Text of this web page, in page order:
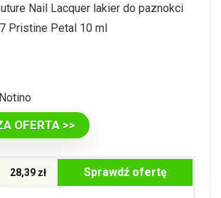
Nail Lacquer lakier do paznokci
Pristine Petal 10 ml
Notino
OFERTA >>
28,39 zł Sprawdź ofertę